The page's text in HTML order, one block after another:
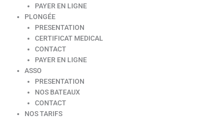
PAYER EN LIGNE
PLONGÉE
PRESENTATION
CERTIFICAT MEDICAL
CONTACT
PAYER EN LIGNE
ASSO
PRESENTATION
NOS BATEAUX
CONTACT
NOS TARIFS